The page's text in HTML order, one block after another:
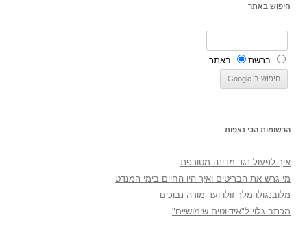
חיפוש באתר
ברשת באתר
הרשומות הכי נצפות
איך לפעול נגד מדינה מטורפת
מי גרש את הבריטים ואיך היו החיים בימי המנדט
מלובנגולו מלך זולו ועד מורה נבוכים
מכתב גלוי ל"אידיוטים שימושיים"